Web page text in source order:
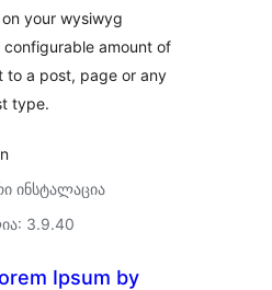
your wysiwyg
amount of
to a post, page or any
type.
ინსტალაცია
3.9.40
Ipsum by